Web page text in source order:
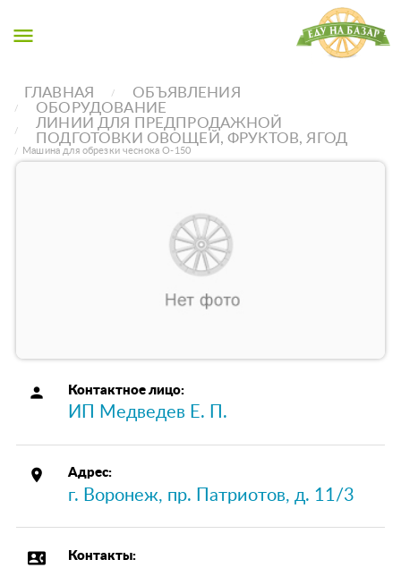
menu
ГЛАВНАЯ
ОБЪЯВЛЕНИЯ
ОБОРУДОВАНИЕ
ЛИНИИ ДЛЯ ПРЕДПРОДАЖНОЙ
ПОДГОТОВКИ ОВОЩЕЙ, ФРУКТОВ, ЯГОД
Машина для обрезки чеснока О-150
person Контактное лицо:
ИП Медведев Е. П.
place Адрес:
г. Воронеж, пр. Патриотов, д. 11/3
contact_phone Контакты: